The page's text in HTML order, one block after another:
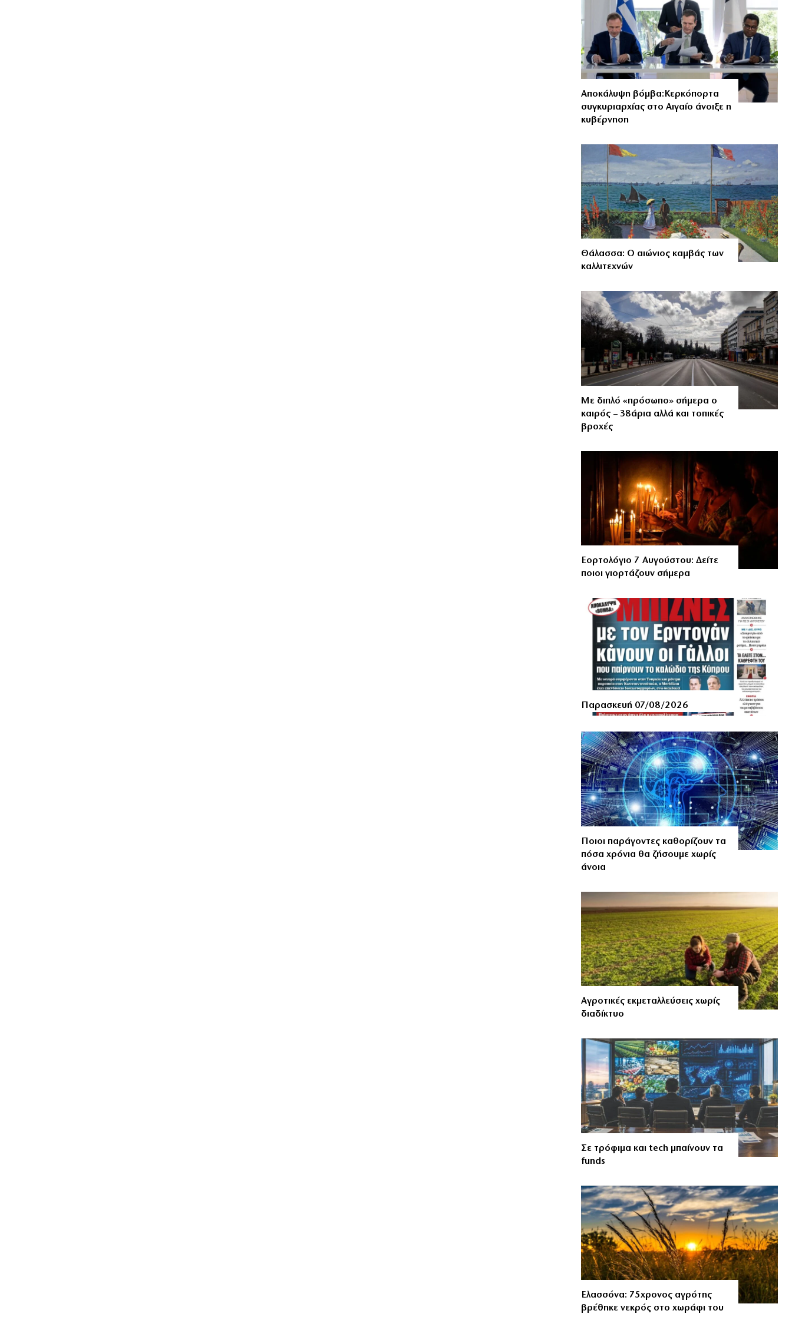
Αποκάλυψη βόμβα:Κερκόπορτα
συγκυριαρχίας στο Αιγαίο άνοιξε η
κυβέρνηση
Θάλασσα: Ο αιώνιος καμβάς των
καλλιτεχνών
Με διπλό «πρόσωπο» σήμερα ο
καιρός – 38άρια αλλά και τοπικές
βροχές
Εορτολόγιο 7 Αυγούστου: Δείτε
ποιοι γιορτάζουν σήμερα
Παρασκευή 07/08/2026
Ποιοι παράγοντες καθορίζουν τα
πόσα χρόνια θα ζήσουμε χωρίς
άνοια
Αγροτικές εκμεταλλεύσεις χωρίς
διαδίκτυο
Σε τρόφιμα και tech μπαίνουν τα
funds
Ελασσόνα: 75χρονος αγρότης
βρέθηκε νεκρός στο χωράφι του